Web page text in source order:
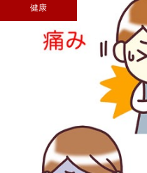
健康